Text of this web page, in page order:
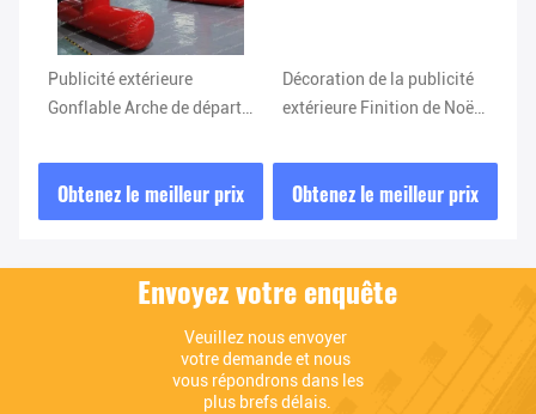
Publicité extérieure
Gonflable Arche de départ
Marathon Cible Course
Arche gonflable
Obtenez le meilleur prix
Décoration de la publicité
extérieure Finition de Noël
gonflable avec logo
Obtenez le meilleur prix
Envoyez votre enquête
Veuillez nous envoyer
votre demande et nous
vous répondrons dans les
plus brefs délais.